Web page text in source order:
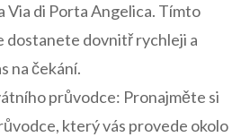
Via di Porta Angelica. Tímto
dostanete dovnitř ⁢rychleji a
na čekání.
‌průvodce:⁤ Pronajměte si
který⁣ vás provede ⁤okolo